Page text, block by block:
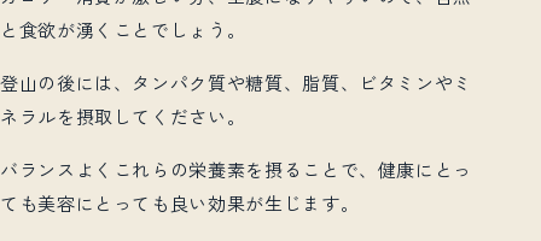
と食欲が湧くことでしょう。
登山の後には、タンパク質や糖質、脂質、ビタミンやミ
ネラルを摂取してください。
バランスよくこれらの栄養素を摂ることで、健康にとっ
ても美容にとっても良い効果が生じます。